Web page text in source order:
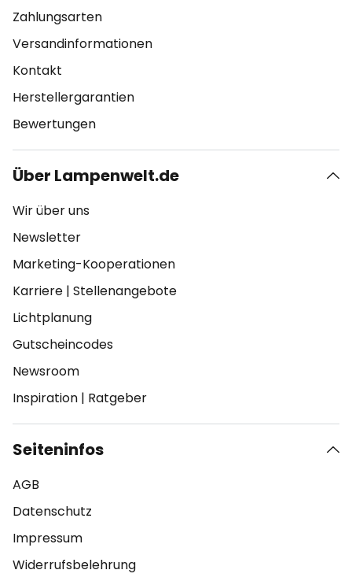
Zahlungsarten
Versandinformationen
Kontakt
Herstellergarantien
Bewertungen
Über Lampenwelt.de
Wir über uns
Newsletter
Marketing-Kooperationen
Karriere | Stellenangebote
Lichtplanung
Gutscheincodes
Newsroom
Inspiration | Ratgeber
Seiteninfos
AGB
Datenschutz
Impressum
Widerrufsbelehrung